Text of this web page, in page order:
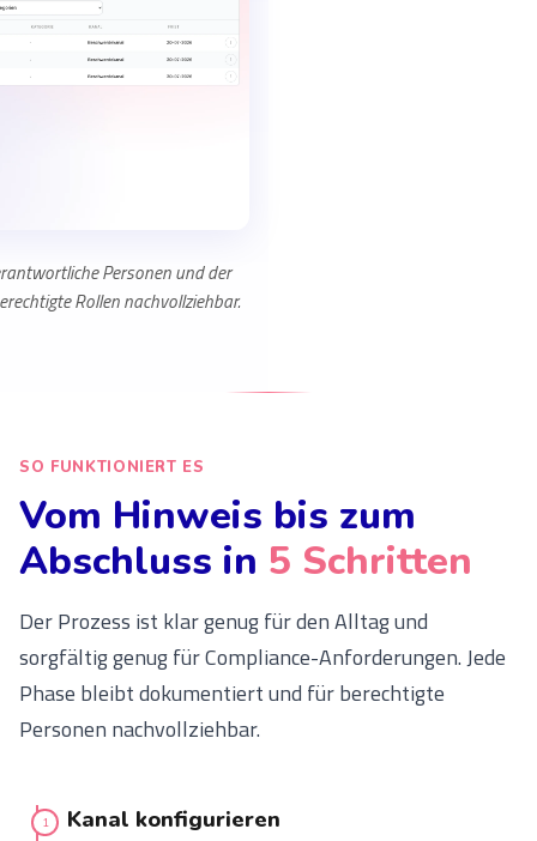
Personen und der
Rollen nachvollziehbar.
SO FUNKTIONIERT ES
Vom Hinweis bis zum
Abschluss in 5 Schritten
Der Prozess ist klar genug für den Alltag und
sorgfältig genug für Compliance-Anforderungen. Jede
Phase bleibt dokumentiert und für berechtigte
Personen nachvollziehbar.
1 Kanal konfigurieren